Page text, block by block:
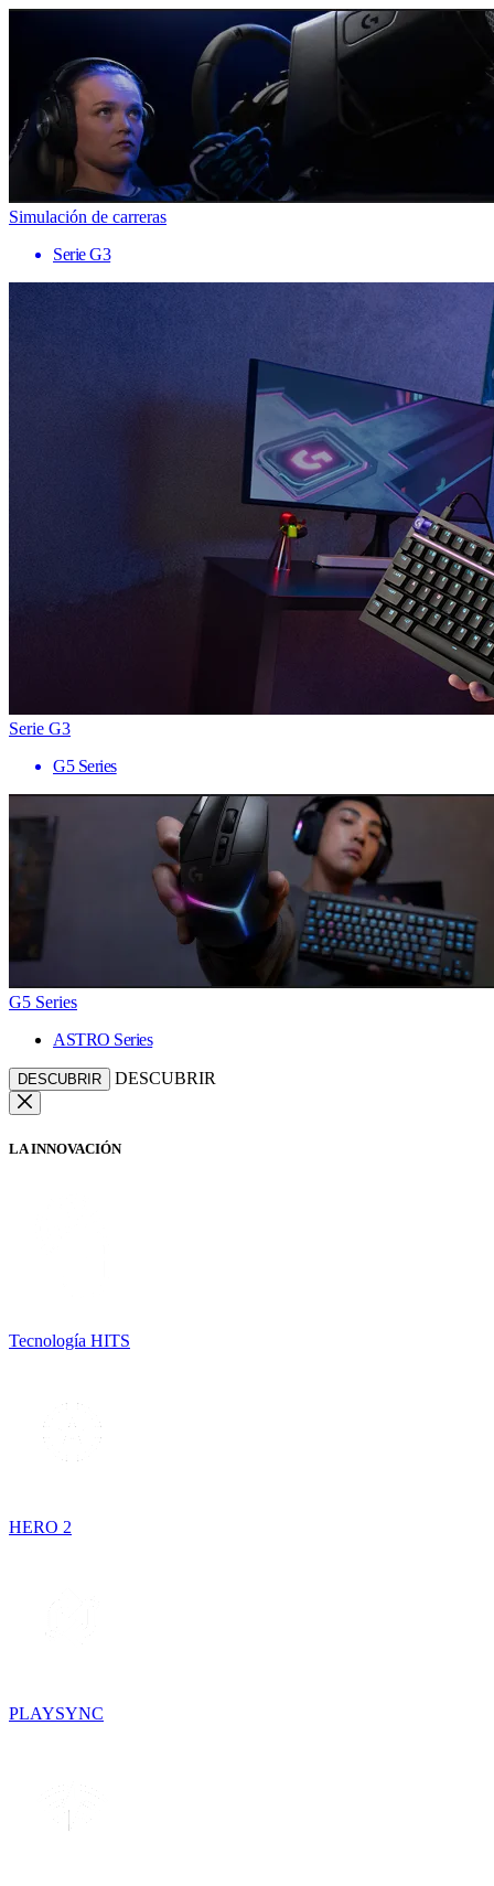
Simulación de carreras
Serie G3
Serie G3
G5 Series
G5 Series
ASTRO Series
DESCUBRIR DESCUBRIR
LA INNOVACIÓN
Tecnología HITS
HERO 2
PLAYSYNC